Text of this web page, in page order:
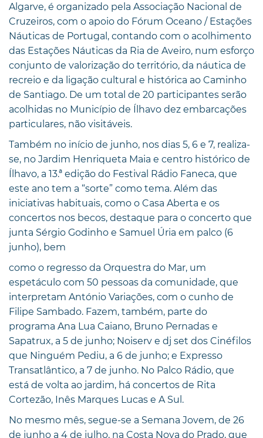
Algarve, é organizado pela Associação Nacional de
Cruzeiros, com o apoio do Fórum Oceano / Estações
Náuticas de Portugal, contando com o acolhimento
das Estações Náuticas da Ria de Aveiro, num esforço
conjunto de valorização do território, da náutica de
recreio e da ligação cultural e histórica ao Caminho
de Santiago. De um total de 20 participantes serão
acolhidas no Município de Ílhavo dez embarcações
particulares, não visitáveis.
Também no início de junho, nos dias 5, 6 e 7, realiza-
se, no Jardim Henriqueta Maia e centro histórico de
Ílhavo, a 13.ª edição do Festival Rádio Faneca, que
este ano tem a “sorte” como tema. Além das
iniciativas habituais, como o Casa Aberta e os
concertos nos becos, destaque para o concerto que
junta Sérgio Godinho e Samuel Úria em palco (6
junho), bem
como o regresso da Orquestra do Mar, um
espetáculo com 50 pessoas da comunidade, que
interpretam António Variações, com o cunho de
Filipe Sambado. Fazem, também, parte do
programa Ana Lua Caiano, Bruno Pernadas e
Sapatrux, a 5 de junho; Noiserv e dj set dos Cinéfilos
que Ninguém Pediu, a 6 de junho; e Expresso
Transatlântico, a 7 de junho. No Palco Rádio, que
está de volta ao jardim, há concertos de Rita
Cortezão, Inês Marques Lucas e A Sul.
No mesmo mês, segue-se a Semana Jovem, de 26
de junho a 4 de julho, na Costa Nova do Prado, que